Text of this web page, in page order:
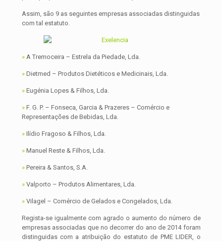
Assim, são 9 as seguintes empresas associadas distinguidas
com tal estatuto.
»A Tremoceira – Estrela da Piedade, Lda.
»Dietmed – Produtos Dietéticos e Medicinais, Lda.
»Eugénia Lopes & Filhos, Lda.
»F. G. P. – Fonseca, Garcia & Prazeres – Comércio e
Representações de Bebidas, Lda.
»Ilídio Fragoso & Filhos, Lda.
»Manuel Reste & Filhos, Lda.
»Pereira & Santos, S.A.
»Valporto – Produtos Alimentares, Lda.
»Vilagel – Comércio de Gelados e Congelados, Lda.
Regista-se igualmente com agrado o aumento do número de
empresas associadas que no decorrer do ano de 2014 foram
distinguidas com a atribuição do estatuto de PME LIDER, o